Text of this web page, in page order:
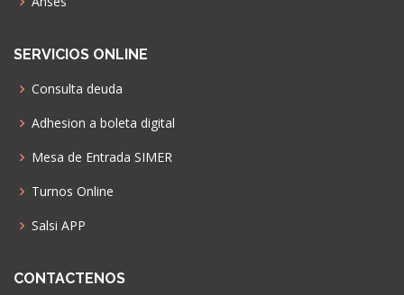
SERVICIOS ONLINE
Consulta deuda
Adhesion a boleta digital
Mesa de Entrada SIMER
Turnos Online
Salsi APP
CONTACTENOS